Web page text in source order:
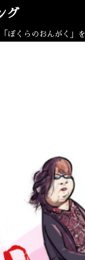
グ
ぼくらのおんがく」